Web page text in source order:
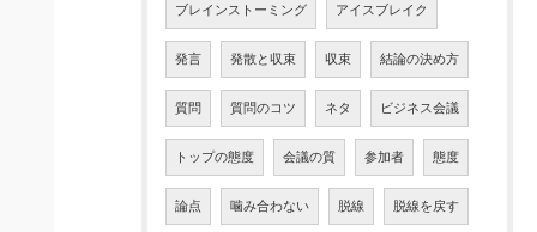
ブレインストーミング アイスブレイク
発言 発散と収束 収束 結論の決め方
質問 質問のコツ ネタ ビジネス会議
トップの態度 会議の質 参加者 態度
論点 噛み合わない 脱線 脱線を戻す